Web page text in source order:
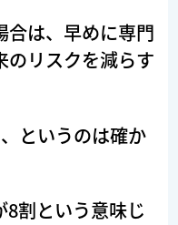
合は、早めに専門
のリスクを減らす
というのは確か
割という意味じ